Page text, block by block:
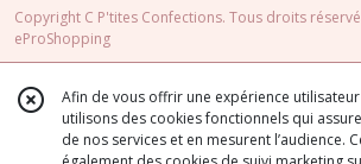
Copyright C P'tites Confections. Tous droits
eProShopping
Afin de vous offrir une expérience
utilisons des cookies fonctionnels qui
de nos services et en mesurent l’audience.